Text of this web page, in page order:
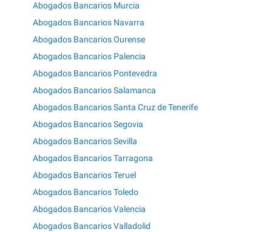
Abogados Bancarios Murcia
Abogados Bancarios Navarra
Abogados Bancarios Ourense
Abogados Bancarios Palencia
Abogados Bancarios Pontevedra
Abogados Bancarios Salamanca
Abogados Bancarios Santa Cruz de Tenerife
Abogados Bancarios Segovia
Abogados Bancarios Sevilla
Abogados Bancarios Tarragona
Abogados Bancarios Teruel
Abogados Bancarios Toledo
Abogados Bancarios Valencia
Abogados Bancarios Valladolid